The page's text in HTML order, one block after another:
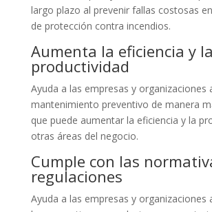
largo plazo al prevenir fallas costosas
de protección contra incendios.
Aumenta la eficiencia y la
productividad
Ayuda a las empresas y organizaciones
mantenimiento preventivo de manera
que puede aumentar la eficiencia y la
otras áreas del negocio.
Cumple con las
regulaciones
Ayuda a las empresas y organizaciones